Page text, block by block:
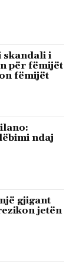
skandali i
për fëmijët
fëmijët
ndaj
gjigant
jetën